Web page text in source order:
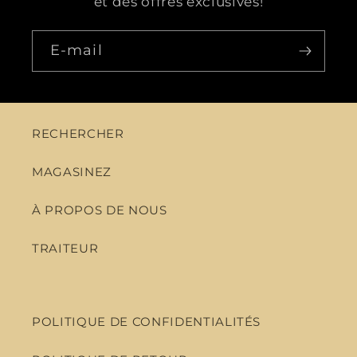
E-mail
RECHERCHER
MAGASINEZ
À PROPOS DE NOUS
TRAITEUR
POLITIQUE DE CONFIDENTIALITÉS